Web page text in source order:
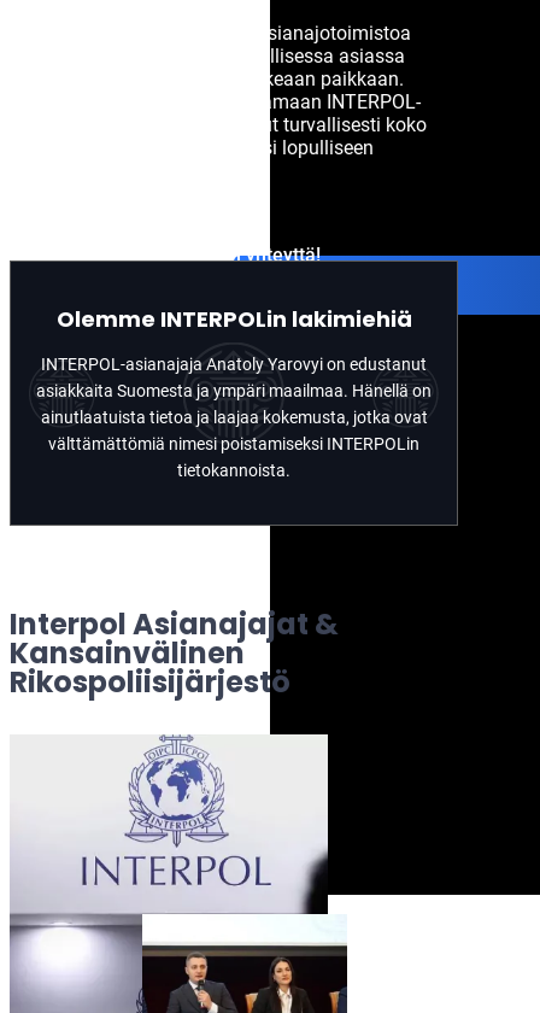
Jos etsit Interpol Red Notice -asianajotoimistoa
Suomessa auttamaan oikeudellisessa asiassa
Interpolin kanssa, olet tullut oikeaan paikkaan.
Olemme omistautuneet haastamaan INTERPOL-
ilmoituksia ja opastamme sinut turvallisesti koko
prosessin läpi aina tapaukseesi lopulliseen
Ota meihin yhteyttä!
Olemme INTERPOLin lakimiehiä
INTERPOL-asianajaja Anatoly Yarovyi on edustanut
asiakkaita Suomesta ja ympäri maailmaa. Hänellä on
ainutlaatuista tietoa ja laajaa kokemusta, jotka ovat
välttämättömiä nimesi poistamiseksi INTERPOLin
tietokannoista.
Interpol Asianajajat &
Kansainvälinen
Rikospoliisijärjestö